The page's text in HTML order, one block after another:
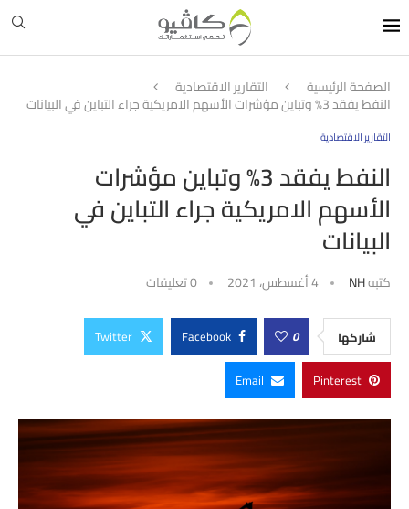
الصفحة الرئيسية التقارير الاقتصادية
النفط يفقد 3% وتباين مؤشرات الأسهم الامريكية جراء التباين في البيانات
التقارير الاقتصادية
النفط يفقد 3% وتباين مؤشرات
الأسهم الامريكية جراء التباين في
البيانات
كتبهNH 4 أغسطس، 2021 0 تعليقات
شاركها 0
Facebook
Twitter
Pinterest
Email